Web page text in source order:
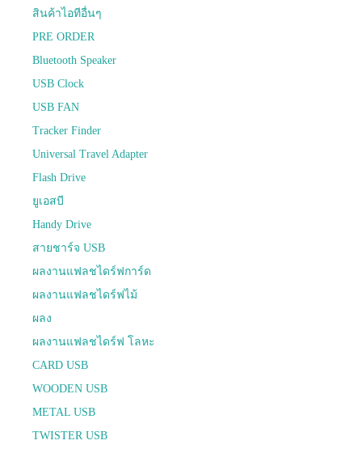
สินค้าไอทีอื่นๆ
PRE ORDER
Bluetooth Speaker
USB Clock
USB FAN
Tracker Finder
Universal Travel Adapter
Flash Drive
ยูเอสบี
Handy Drive
สายชาร์จ USB
ผลงานแฟลชไดร์ฟการ์ด
ผลงานแฟลชไดร์ฟไม้
ผลง
ผลงานแฟลชไดร์ฟ โลหะ
CARD USB
WOODEN USB
METAL USB
TWISTER USB